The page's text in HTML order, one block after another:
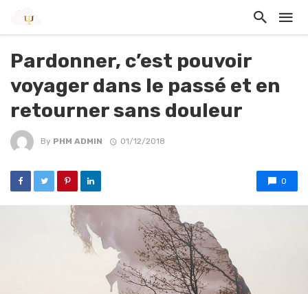
Pardonner, c’est pouvoir
voyager dans le passé et en
retourner sans douleur
By PHM ADMIN 01/12/2018
0